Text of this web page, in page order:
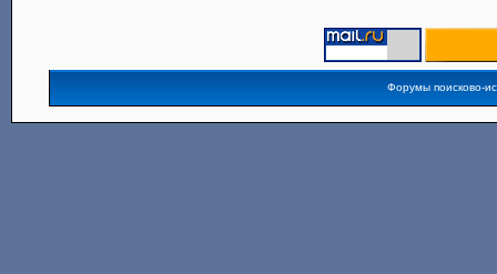
Форумы поисково-